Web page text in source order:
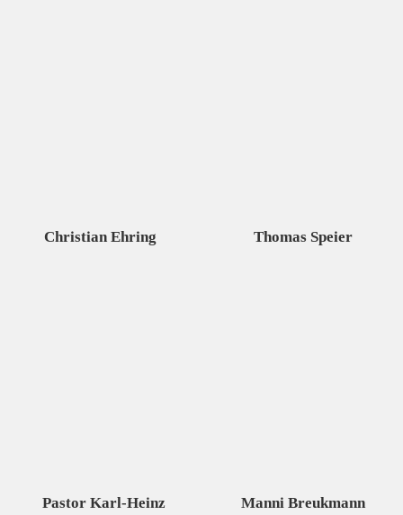
Christian Ehring Thomas Speier
Pastor Karl-Heinz
Manni Breukmann